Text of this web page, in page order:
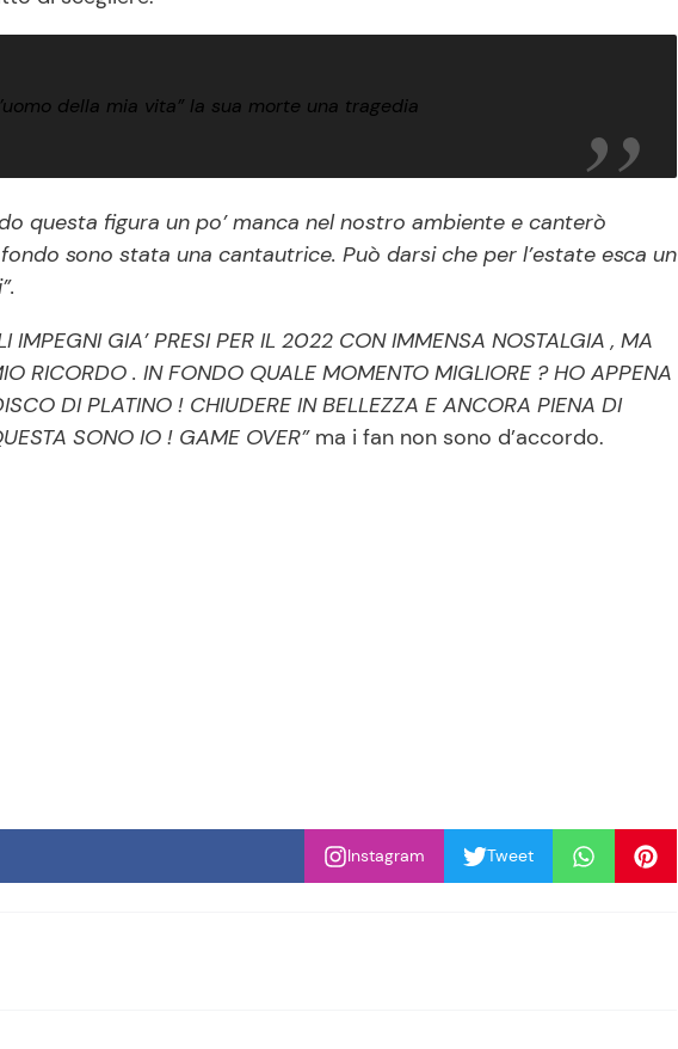
della mia vita” la sua morte una tragedia
questa figura un po’ manca nel nostro ambiente e canterò
sono stata una cantautrice. Può darsi che per l’estate esca un
IMPEGNI GIA’ PRESI PER IL 2022 CON IMMENSA NOSTALGIA , MA
RICORDO . IN FONDO QUALE MOMENTO MIGLIORE ? HO APPENA
DI PLATINO ! CHIUDERE IN BELLEZZA E ANCORA PIENA DI
SONO IO ! GAME OVER” ma i fan non sono d’accordo.
Instagram Tweet